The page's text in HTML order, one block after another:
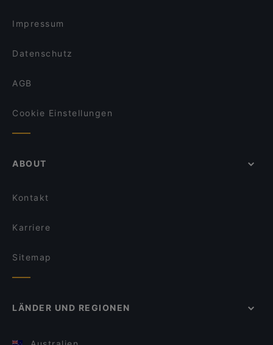
Impressum
Datenschutz
AGB
Cookie Einstellungen
ABOUT
Kontakt
Karriere
Sitemap
LÄNDER UND REGIONEN